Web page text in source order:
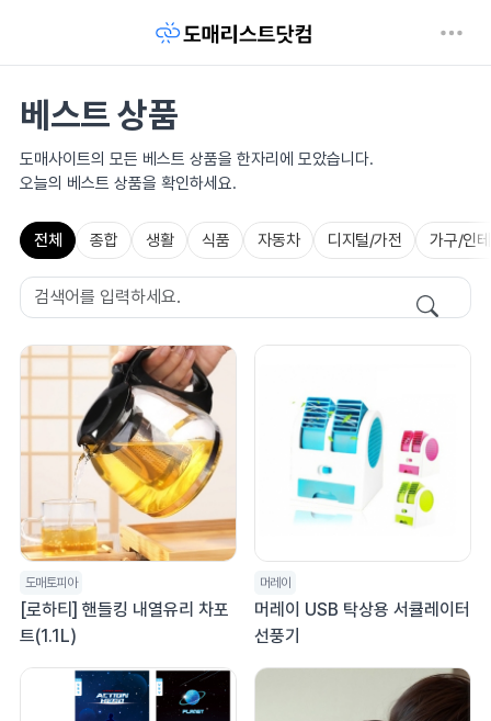
베스트 상품
도매사이트의 모든 베스트 상품을 한자리에 모았습니다.
오늘의 베스트 상품을 확인하세요.
전체 종합 생활 식품 자동차 디지털/가전 가구/인
도매토피아
[로하티] 핸들킹 내열유리 차포
트(1.1L)
머레이
머레이 USB 탁상용 서큘레이터
선풍기